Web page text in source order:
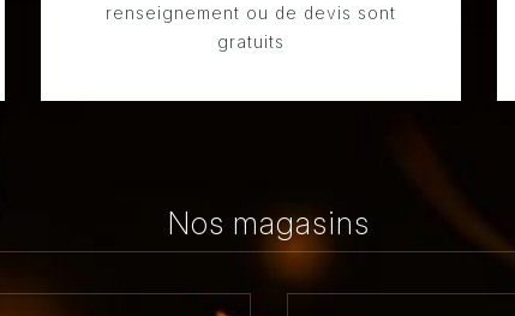
renseignement ou de devis sont
gratuits
Nos magasins